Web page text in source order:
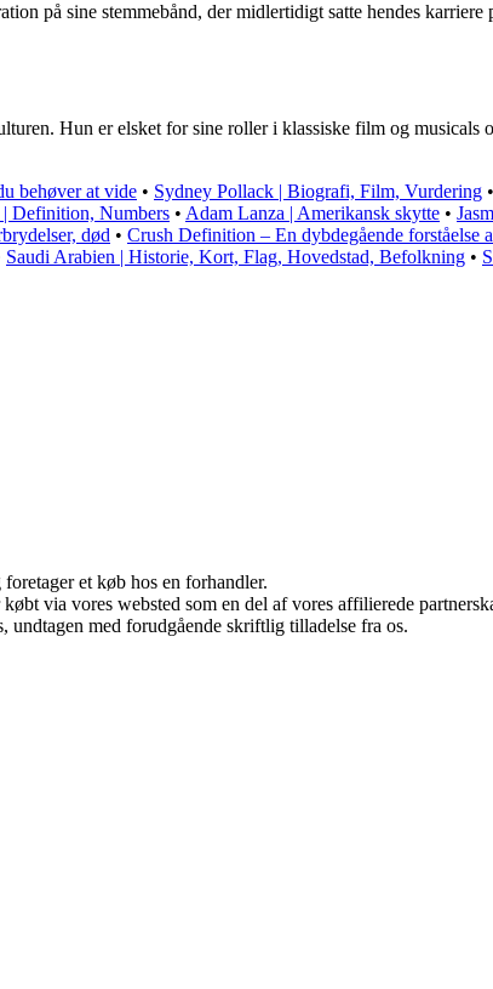
på sine stemmebånd, der midlertidigt satte hendes
Hun er elsket for sine roller i klassiske film og musicals
behøver at vide • Sydney Pollack | Biografi, Film, Vurdering •
Definition, Numbers • Adam Lanza | Amerikansk skytte •
død • Crush Definition – En dybdegående forståelse
Saudi Arabien | Historie, Kort, Flag, Hovedstad, Befolkning •
et køb hos en forhandler.
via vores websted som en del af vores affilierede
undtagen med forudgående skriftlig tilladelse fra os.